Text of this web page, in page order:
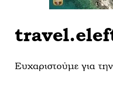
Ευχαριστούμε για